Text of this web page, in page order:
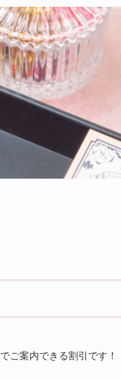
ご案内できる割引です！